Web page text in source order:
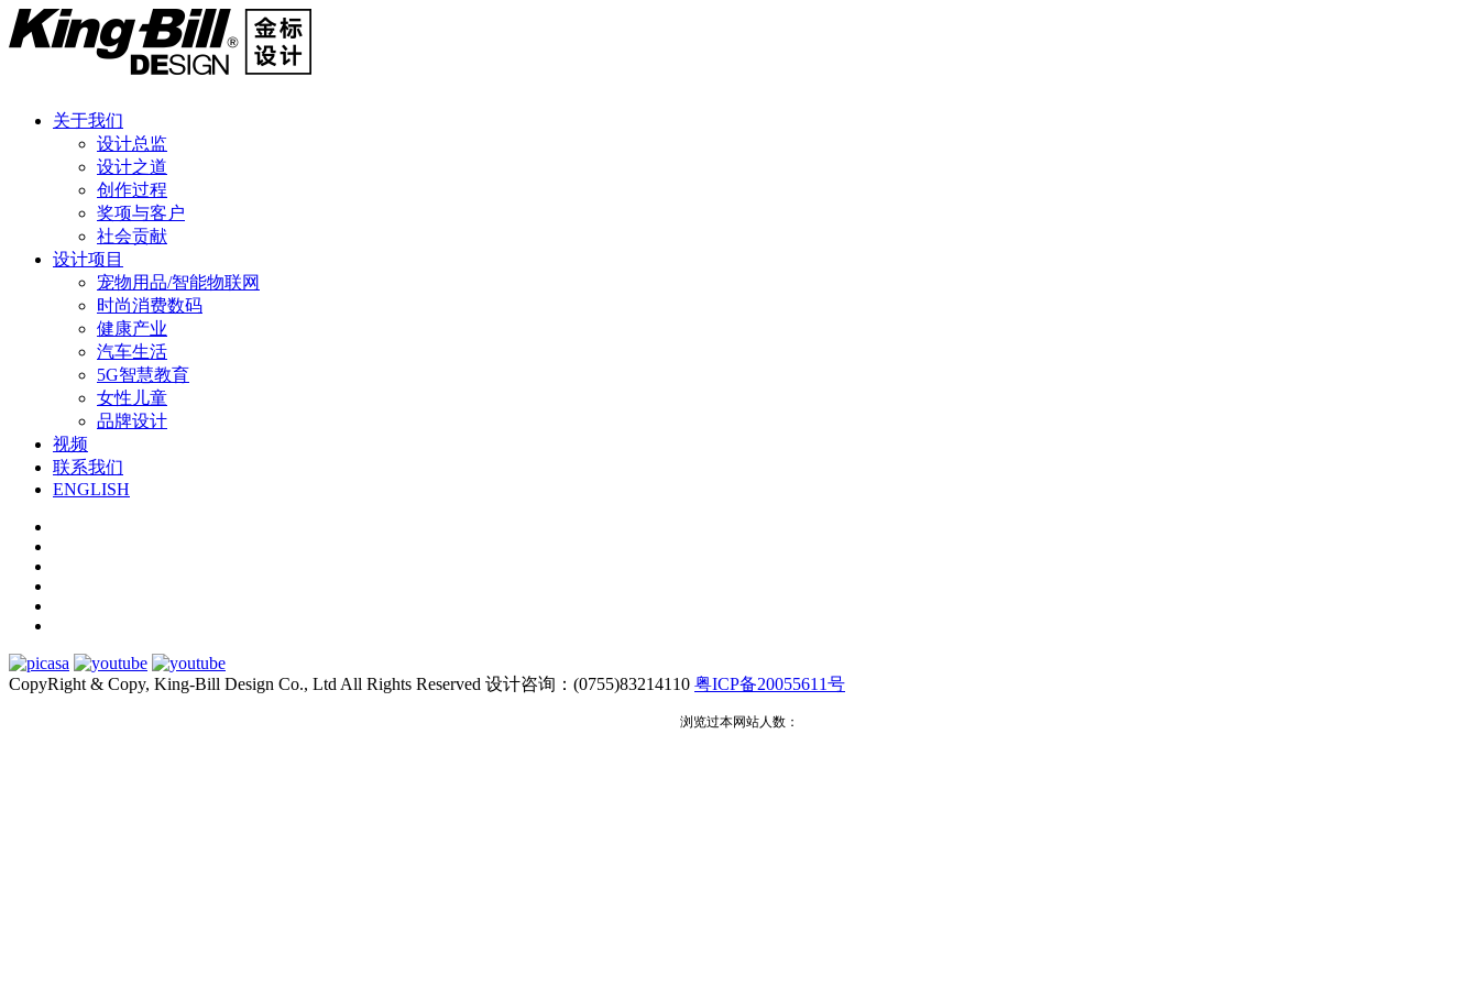
关于我们
设计总监
设计之道
创作过程
奖项与客户
社会贡献
设计项目
宠物用品/智能物联网
时尚消费数码
健康产业
汽车生活
5G智慧教育
女性儿童
品牌设计
视频
联系我们
ENGLISH
CopyRight & Copy, King-Bill Design Co., Ltd All Rights Reserved 设计咨询：(0755)83214110 粤ICP备20055611号
浏览过本网站人数：